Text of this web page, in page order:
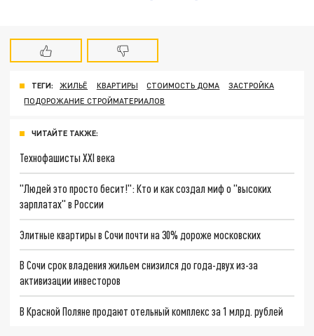
ТЕГИ: ЖИЛЬЁ КВАРТИРЫ СТОИМОСТЬ ДОМА
ЗАСТРОЙКА
ПОДОРОЖАНИЕ СТРОЙМАТЕРИАЛОВ
ЧИТАЙТЕ ТАКЖЕ:
Технофашисты XXI века
"Людей это просто бесит!": Кто и как создал миф о "высоких
зарплатах" в России
Элитные квартиры в Сочи почти на 30% дороже московских
В Сочи срок владения жильем снизился до года-двух из-за
активизации инвесторов
В Красной Поляне продают отельный комплекс за 1 млрд. рублей